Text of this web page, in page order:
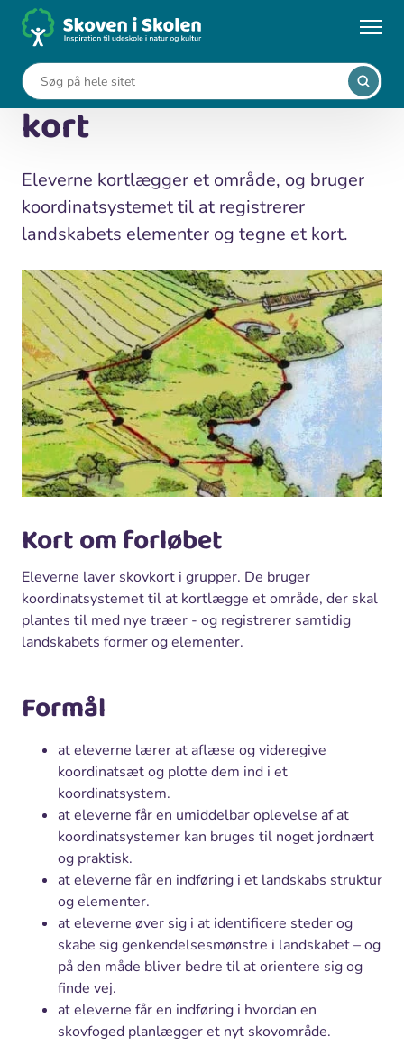
... Undervisningsforløb Landskabet - tegn et kort
Landskabet - tegn et
kort
Eleverne kortlægger et område, og bruger
koordinatsystemet til at registrerer
landskabets elementer og tegne et kort.
Kort om forløbet
Eleverne laver skovkort i grupper. De bruger
koordinatsystemet til at kortlægge et område, der skal
plantes til med nye træer - og registrerer samtidig
landskabets former og elementer.
Formål
at eleverne lærer at aflæse og videregive
koordinatsæt og plotte dem ind i et
koordinatsystem.
at eleverne får en umiddelbar oplevelse af at
koordinatsystemer kan bruges til noget jordnært
og praktisk.
at eleverne får en indføring i et landskabs struktur
og elementer.
at eleverne øver sig i at identificere steder og
skabe sig genkendelsesmønstre i landskabet – og
på den måde bliver bedre til at orientere sig og
finde vej.
at eleverne får en indføring i hvordan en
skovfoged planlægger et nyt skovområde.